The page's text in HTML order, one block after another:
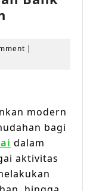
Aman
|
modern
bagi
dalam
aktivitas